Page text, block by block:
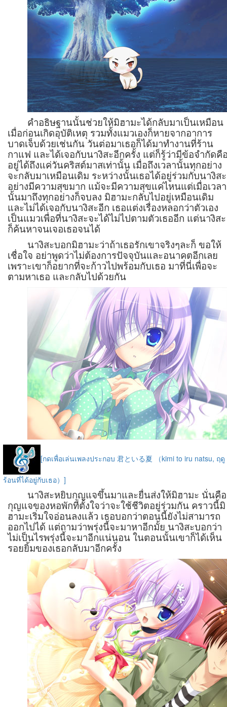
คำอธิษฐานนั้นช่วยให้มิฮามะได้กลับมาเป็นเหมือน
เมื่อก่อนเกิดอุบัติเหตุ รวมทั้งแมวเองก็หายจากอาการ
บาดเจ็บด้วยเช่นกัน วันต่อมาเธอก็ได้มาทำงานที่ร้าน
กาแฟ และได้เจอกับนางิสะอีกครั้ง แต่ก็รู้ว่ามีข้อจำกัดคื
อยู่ได้ถึงแค่วันคริสต์มาสเท่านั้น เมื่อถึงเวลานั้นทุกอย่าง
จะกลับมาเหมือนเดิม ระหว่างนั้นเธอได้อยู่ร่วมกับนางิสะ
อย่างมีความสุขมาก แม้จะมีความสุขแค่ไหนแต่เมื่อเวลา
นั้นมาถึงทุกอย่างก็จบลง มิฮามะกลับไปอยู่เหมือนเดิม
และไม่ได้เจอกับนางิสะอีก เธอแต่งเรื่องหลอกว่าตัวเอง
เป็นแมวเพื่อที่นางิสะจะได้ไม่ไปตามตัวเธออีก แต่นางิสะ
ก็ค้นหาจนเจอเธอจนได้
นางิสะบอกมิฮามะว่าถ้าเธอรักเขาจริงๆละก็ ขอให้
เชื่อใจ อย่าพูดว่าไม่ต้องการปัจจุบันและอนาคตอีกเลย
เพราะเขาก็อยากที่จะก้าวไปพร้อมกับเธอ มาที่นี่เพื่อจะ
ตามหาเธอ และกลับไปด้วยกัน
[กดเพื่อเล่นเพลงประกอบ 君といる夏 （kimi to iru natsu, ฤดู
ร้อนที่ได้อยู่กับเธอ）]
นางิสะหยิบกุญแจขึ้นมาและยื่นส่งให้มิฮามะ นั่นคือ
กุญแจของหอพักที่ตั้งใจว่าจะใช้ชีวิตอยู่ร่วมกัน คราวนี้มิ
ฮามะเริ่มใจอ่อนลงแล้ว เธอบอกว่าตอนนี้ยังไม่สามารถ
ออกไปได้ แต่ถามว่าพรุ่งนี้จะมาหาอีกมั้ย นางิสะบอกว่า
ไม่เป็นไรพรุ่งนี้จะมาอีกแน่นอน ในตอนนั้นเขาก็ได้เห็น
รอยยิ้มของเธอกลับมาอีกครั้ง